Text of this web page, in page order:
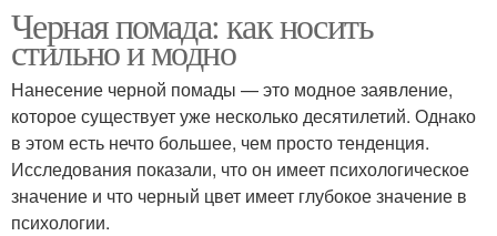
Черная помада: как носить
стильно и модно
Нанесение черной помады — это модное заявление,
которое существует уже несколько десятилетий. Однако
в этом есть нечто большее, чем просто тенденция.
Исследования показали, что он имеет психологическое
значение и что черный цвет имеет глубокое значение в
психологии.